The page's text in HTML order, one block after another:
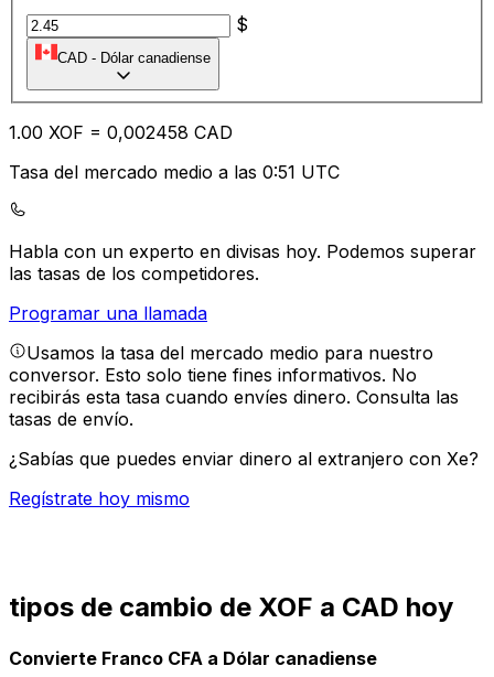
$
CAD - Dólar canadiense
1.00 XOF = 0,002458 CAD
Tasa del mercado medio a las 0:51 UTC
Habla con un experto en divisas hoy. Podemos superar
las tasas de los competidores.
Programar una llamada
Usamos la tasa del mercado medio para nuestro
conversor. Esto solo tiene fines informativos. No
recibirás esta tasa cuando envíes dinero. Consulta las
tasas de envío.
¿Sabías que puedes enviar dinero al extranjero con Xe?
Regístrate hoy mismo
tipos de cambio de XOF a CAD hoy
Convierte Franco CFA a Dólar canadiense